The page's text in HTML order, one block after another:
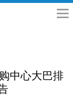
中心大巴排